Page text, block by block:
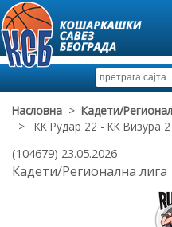
Насловна > Кадети/
> КК Рудар 22 - КК Визура 2
(104679) 23.05.2026
Кадети/Регионална лига